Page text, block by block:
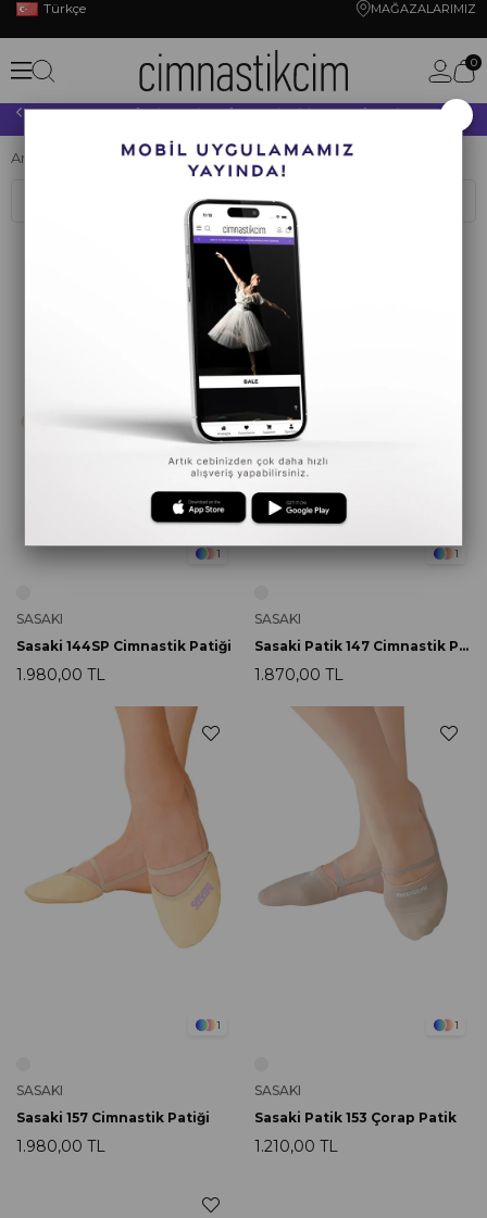
Türkçe MAĞAZALARIMIZ
0
10.000 TL VE ÜZERİ YAPACAĞINIZ TÜM ALIŞVERİŞLERİNİZDE KARGO ÜCRETSİZ!
Anasayfa CİMNASTİK PATİK Sasaki
1
SASAKI
Sasaki 144SP Cimnastik Patiği
1.980,00 TL
1
SASAKI
Sasaki Patik 147 Cimnastik Patiği
1.870,00 TL
1
SASAKI
Sasaki 157 Cimnastik Patiği
1.980,00 TL
1
SASAKI
Sasaki Patik 153 Çorap Patik
1.210,00 TL